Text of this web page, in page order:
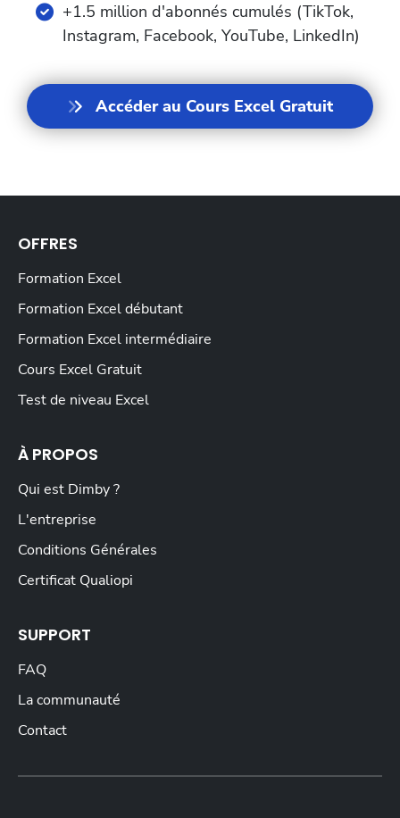
+1.5 million d'abonnés cumulés (TikTok,
Instagram, Facebook, YouTube, LinkedIn)
Accéder au Cours Excel Gratuit
OFFRES
Formation Excel
Formation Excel débutant
Formation Excel intermédiaire
Cours Excel Gratuit
Test de niveau Excel
À PROPOS
Qui est Dimby ?
L'entreprise
Conditions Générales
Certificat Qualiopi
SUPPORT
FAQ
La communauté
Contact